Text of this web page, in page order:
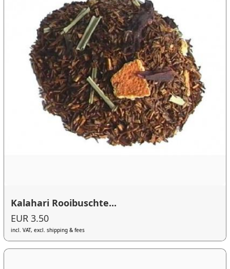
Kalahari Rooibuschte...
EUR 3.50
incl. VAT, excl. shipping & fees